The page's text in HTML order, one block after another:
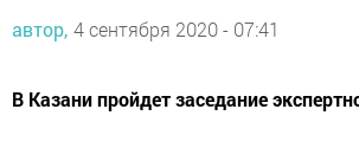
автор, 4 сентября 2020 - 07:41
В Казани пройдет заседание